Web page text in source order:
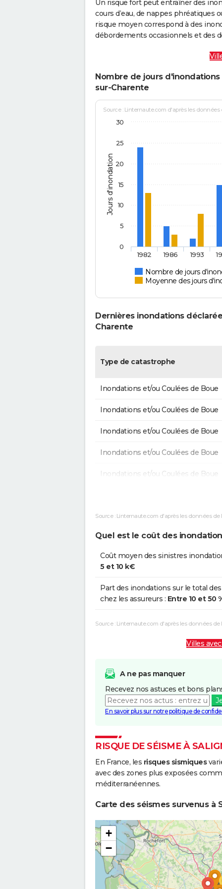
Un risque fort peut entraîner des
cours d’eau, de nappes phréatiques
risque moyen correspond à des
débordements occasionnels et des
Nombre de jours
sur-Charente
Jours d'inondation
Source : Linternaute.com d'après les données
Nombre de jours
Moyenne des jours
1982 1986 1993
0
5
10
15
20
25
30
Dernières inondations
Charente
Type de catastrophe
Inondations et/ou Coulées de Boue
Inondations et/ou Coulées de Boue
Inondations et/ou Coulées de Boue
Inondations et/ou Coulées de Boue
Inondations et/ou Coulées de Boue
des Vagues
Inondations et/ou Coulées de Boue
Inondations et/ou Coulées de Boue
Source : Linternaute.com d'après les données de
Quel est le coût des
Coût moyen des sinistres
5 et 10 k€
Part des inondations sur le total
chez les assureurs : Entre 10 et 50
Source : Linternaute.com d'après les données de
Villes
A ne pas manquer
Recevez nos astuces et bons
En savoir plus sur notre politique de
RISQUE DE SÉISME À
En France, les risques sismiques
avec des zones plus exposées
méditerranéennes.
Carte des séismes survenus à
+
−